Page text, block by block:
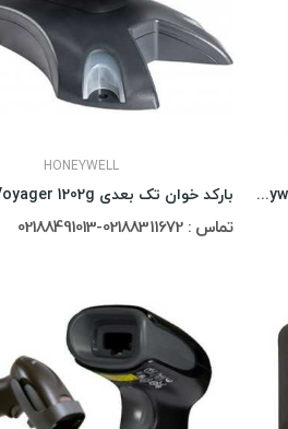
بارکد خوان تک بعدی Honeywell Hyperion 1300g
HONEYWELL
تماس : 02188311672-02188491013